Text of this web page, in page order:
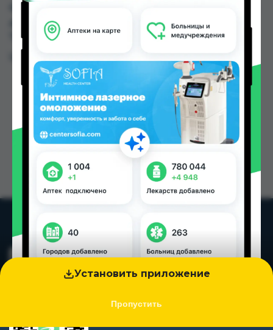
Установить приложение
Пропустить
до 253.00 TJS в Душанбе и других городах
Таджикистана